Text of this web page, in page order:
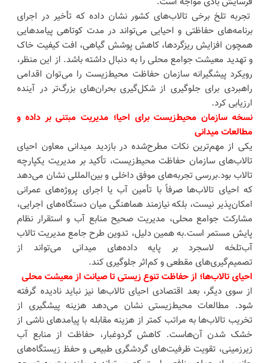
تجربه تلخ برخی تالاب‌های کشور نشان داده که تأخیر در اجرای
برنامه‌های حفاظتی و احیایی می‌تواند در مدت کوتاهی پیامدهایی
همچون افزایش ریزگردها، کاهش پوشش گیاهی، افت کیفیت خاک
و تهدید معیشت جوامع محلی را به دنبال داشته باشد. از این منظر،
رویکرد پیشگیرانه سازمان حفاظت محیط‌زیست را می‌توان اقدامی
راهبردی برای جلوگیری از شکل‌گیری بحران‌های بزرگ‌تر در آینده
ارزیابی کرد.
نسخه سازمان محیط‌زیست برای احیا؛ مدیریت مبتنی بر داده و
مطالعات میدانی
یکی از مهم‌ترین نکات مطرح‌شده در بازدید میدانی معاون احیای
تالاب‌های سازمان حفاظت محیط‌زیست، تأکید بر مدیریت یکپارچه
تالاب بود.بررسی تجربه‌های موفق داخلی و بین‌المللی نشان می‌دهد
که احیای تالاب‌ها صرفاً با تأمین آب یا اجرای پروژه‌های عمرانی
امکان‌پذیر نیست، بلکه نیازمند هماهنگی میان دستگاه‌های اجرایی،
مشارکت جوامع محلی، مدیریت صحیح منابع آب و استقرار نظام
پایش مستمر است.به همین دلیل، تدوین طرح جامع مدیریت تالاب
آب‌تلخه لاسجرد بر پایه داده‌های میدانی می‌تواند از
تصمیم‌گیری‌های مقطعی و کم‌اثر جلوگیری کند.
احیای تالاب‌ها؛ از حفاظت تنوع زیستی تا صیانت از معیشت محلی
از سوی دیگر، بعد اقتصادی احیای تالاب‌ها نیز نباید نادیده گرفته
شود. مطالعات محیط‌زیستی نشان می‌دهد هزینه پیشگیری از
تخریب تالاب‌ها به مراتب کمتر از هزینه مقابله با پیامدهای ناشی از
خشک شدن آن‌هاست. کاهش گردوغبار، حفاظت از منابع آب
زیرزمینی، تقویت ظرفیت‌های گردشگری طبیعی و حفظ زیستگاه‌های